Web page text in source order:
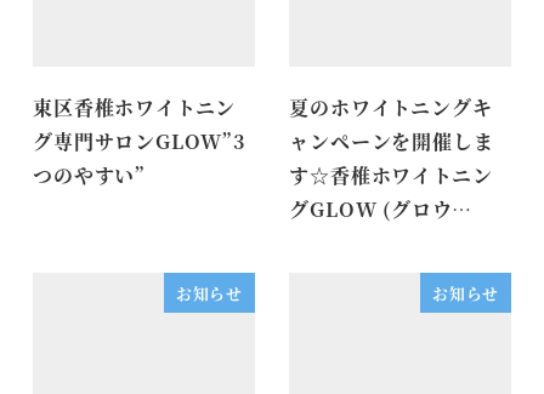
東区香椎ホワイトニン
グ専門サロンGLOW”3
つのやすい”
夏のホワイトニングキ
ャンペーンを開催しま
す☆香椎ホワイトニン
グGLOW (グロウ…
お知らせ お知らせ